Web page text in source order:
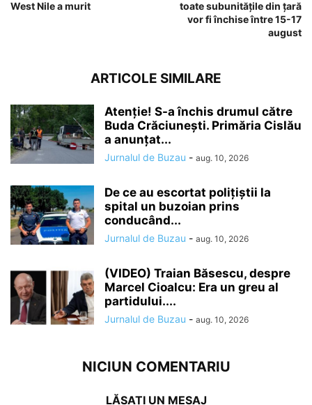
West Nile a murit
toate subunităţile din ţară
vor fi închise între 15-17
august
ARTICOLE SIMILARE
Atenție! S-a închis drumul către
Buda Crăciunești. Primăria Cislău
a anunțat...
Jurnalul de Buzau - aug. 10, 2026
De ce au escortat polițiștii la
spital un buzoian prins
conducând...
Jurnalul de Buzau - aug. 10, 2026
(VIDEO) Traian Băsescu, despre
Marcel Cioalcu: Era un greu al
partidului....
Jurnalul de Buzau - aug. 10, 2026
NICIUN COMENTARIU
LĂSAȚI UN MESAJ